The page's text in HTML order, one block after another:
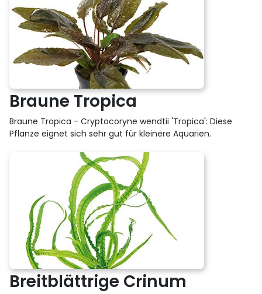
Braune Tropica
Braune Tropica - Cryptocoryne wendtii 'Tropica': Diese
Pflanze eignet sich sehr gut für kleinere Aquarien.
Breitblättrige Crinum